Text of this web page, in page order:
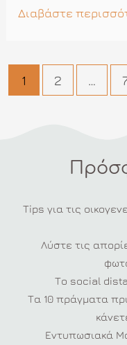
Τι
προσωπικότητά
Διαβάστε
Πλοήγηση
άρθρων
1 2 …
Tips για τις
Λύστε τις
Το social
Τα 10 πράγματα
Εντυπωσιακά